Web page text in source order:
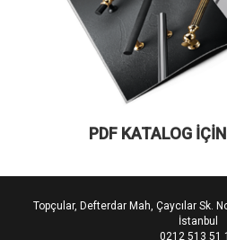
PDF KATALOG
Topçular, Defterdar Mah, Çaycılar Sk.
İstanbul
0212 513 51